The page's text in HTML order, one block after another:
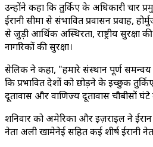
उन्होंने कहा कि तुर्किए के अधिकारी चार
ईरानी सीमा से संभावित प्रवासन प्रवाह,
से जुड़ी आर्थिक अस्थिरता, राष्ट्रीय सुरक्षा
नागरिकों की सुरक्षा।
सेलिक ने कहा, "हमारे संस्थान पूर्ण
कि प्रभावित देशों को छोड़ने के इच्छुक
दूतावास और वाणिज्य दूतावास चौबीसों घंटे
शनिवार को अमेरिका और इज़राइल ने
नेता अली खामेनेई सहित कई शीर्ष ईरानी